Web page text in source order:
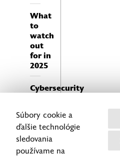
Súbory cookie a
ďalšie technológie
sledovania
používame na
What
to
watch
out
for in
2025
Cybersecurity
Connect
with
our
expert